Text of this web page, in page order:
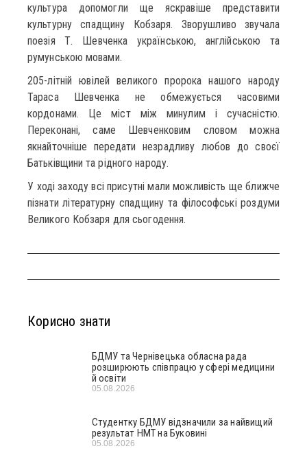
культура допомогли ще яскравіше представити
культурну спадщину Кобзаря. Зворушливо звучала
поезія Т. Шевченка українською, англійською та
румунською мовами.
205-літній ювілей великого пророка нашого народу
Тараса Шевченка не обмежується часовими
кордонами. Це міст між минулим і сучасністю.
Переконані, саме Шевченковим словом можна
якнайточніше передати незрадливу любов до своєї
Батьківщини та рідного народу.
У ході заходу всі присутні мали можливість ще ближче
пізнати літературну спадщину та філософські роздуми
Великого Кобзаря для сьогодення.
Корисно знати
БДМУ та Чернівецька обласна рада
розширюють співпрацю у сфері медицини
й освіти
05.08.2026
Студентку БДМУ відзначили за найвищий
результат НМТ на Буковині
05.08.2026